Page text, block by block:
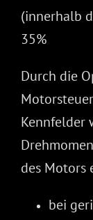
(innerhalb
35%
Durch die
Kennfelder
des Motors
bei